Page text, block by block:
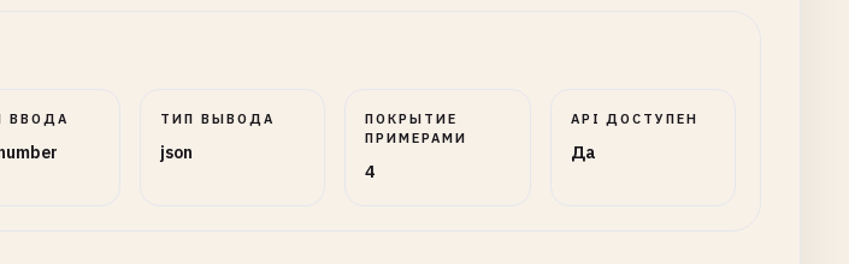
ВВОДА ТИП ВЫВОДА
json
ПОКРЫТИЕ
ПРИМЕРАМИ
4
API ДОСТУПЕН
Да